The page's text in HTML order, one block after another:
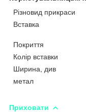
Різновид прикраси
Вставка
Покриття
Колір вставки
Ширина, див
метал
Приховати